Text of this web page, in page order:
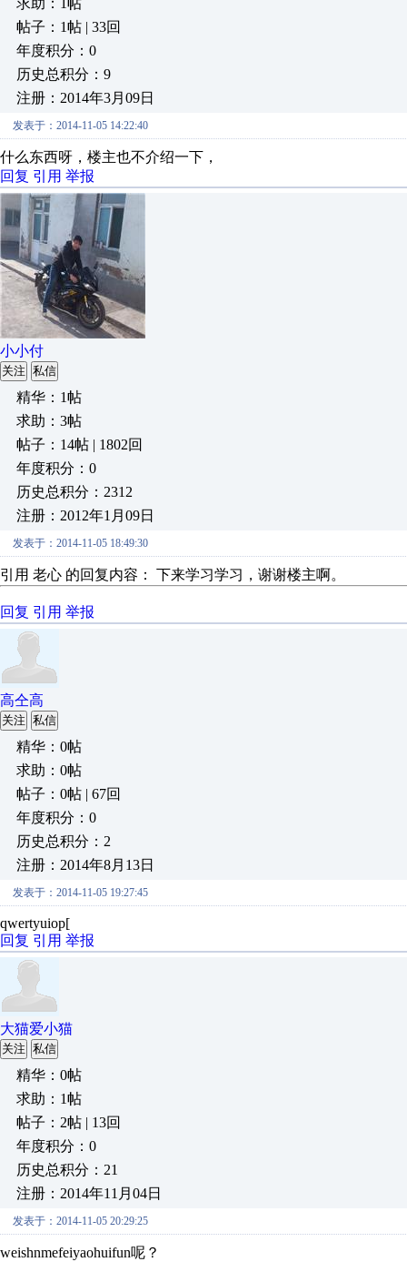
求助：1帖
帖子：1帖 | 33回
年度积分：0
历史总积分：9
注册：2014年3月09日
发表于：2014-11-05 14:22:40
什么东西呀，楼主也不介绍一下，
回复 引用 举报
小小付
关注 私信
精华：1帖
求助：3帖
帖子：14帖 | 1802回
年度积分：0
历史总积分：2312
注册：2012年1月09日
发表于：2014-11-05 18:49:30
引用 老心 的回复内容： 下来学习学习，谢谢楼主啊。
回复 引用 举报
高仝高
关注 私信
精华：0帖
求助：0帖
帖子：0帖 | 67回
年度积分：0
历史总积分：2
注册：2014年8月13日
发表于：2014-11-05 19:27:45
qwertyuiop[
回复 引用 举报
大猫爱小猫
关注 私信
精华：0帖
求助：1帖
帖子：2帖 | 13回
年度积分：0
历史总积分：21
注册：2014年11月04日
发表于：2014-11-05 20:29:25
weishnmefeiyaohuifun呢？